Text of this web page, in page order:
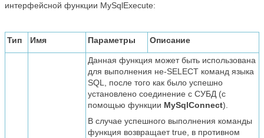
интерфейсной функции MySqlExecute:
Тип Имя Параметры Описание
Данная функция может быть использована
для выполнения не-SELECT команд языка
SQL, после того как было успешно
установлено соединение с СУБД (с
помощью функции MySqlConnect).
В случае успешного выполнения команды
функция возвращает true, в противном